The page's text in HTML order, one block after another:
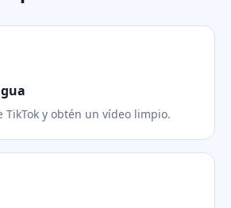
TikTok y obtén un vídeo limpio.